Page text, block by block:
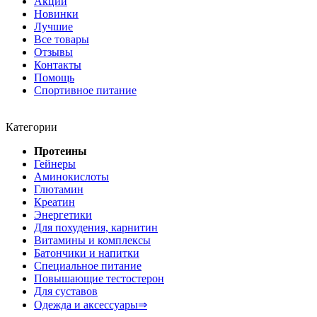
Новинки
Лучшие
Все товары
Отзывы
Контакты
Помощь
Спортивное питание
Категории
Протеины
Гейнеры
Аминокислоты
Глютамин
Креатин
Энергетики
Для похудения, карнитин
Витамины и комплексы
Батончики и напитки
Специальное питание
Повышающие тестостерон
Для суставов
Одежда и аксессуары⇒